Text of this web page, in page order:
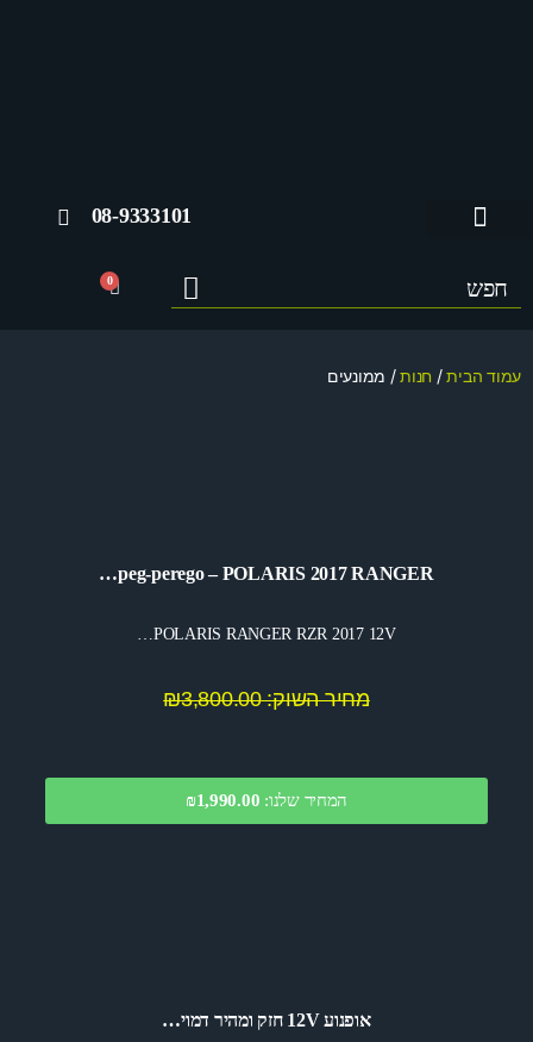
08-9333101
0
עמוד הבית/ חנות/ ממונעים
peg-perego – POLARIS 2017 RANGER…
POLARIS RANGER RZR 2017 12V…
מחיר השוק: ₪3,800.00
המחיר שלנו: ₪1,990.00
אופנוע 12V חזק ומהיר דמוי…